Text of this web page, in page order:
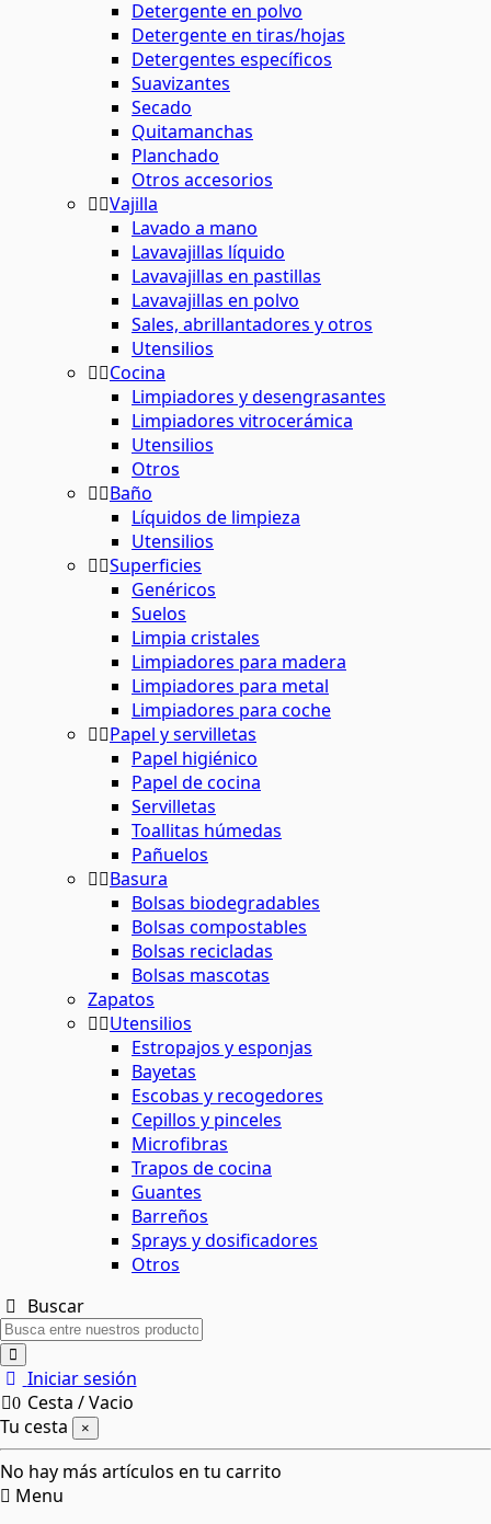
Detergente en polvo
Detergente en tiras/hojas
Detergentes específicos
Suavizantes
Secado
Quitamanchas
Planchado
Otros accesorios
Vajilla
Lavado a mano
Lavavajillas líquido
Lavavajillas en pastillas
Lavavajillas en polvo
Sales, abrillantadores y otros
Utensilios
Cocina
Limpiadores y desengrasantes
Limpiadores vitrocerámica
Utensilios
Otros
Baño
Líquidos de limpieza
Utensilios
Superficies
Genéricos
Suelos
Limpia cristales
Limpiadores para madera
Limpiadores para metal
Limpiadores para coche
Papel y servilletas
Papel higiénico
Papel de cocina
Servilletas
Toallitas húmedas
Pañuelos
Basura
Bolsas biodegradables
Bolsas compostables
Bolsas recicladas
Bolsas mascotas
Zapatos
Utensilios
Estropajos y esponjas
Bayetas
Escobas y recogedores
Cepillos y pinceles
Microfibras
Trapos de cocina
Guantes
Barreños
Sprays y dosificadores
Otros
Buscar
Iniciar sesión
0 Cesta /Vacio
Tu cesta
×
No hay más artículos en tu carrito
Menu